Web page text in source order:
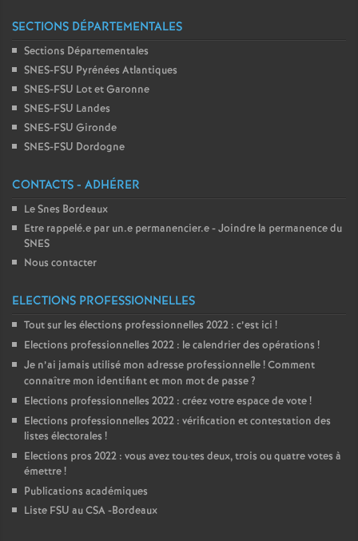
SECTIONS DÉPARTEMENTALES
Sections Départementales
SNES-FSU Pyrénées Atlantiques
SNES-FSU Lot et Garonne
SNES-FSU Landes
SNES-FSU Gironde
SNES-FSU Dordogne
CONTACTS - ADHÉRER
Le Snes Bordeaux
Etre rappelé.e par un.e permanencier.e - Joindre la permanence du
SNES
Nous contacter
ELECTIONS PROFESSIONNELLES
Tout sur les élections professionnelles 2022 : c’est ici !
Elections professionnelles 2022 : le calendrier des opérations !
Je n’ai jamais utilisé mon adresse professionnelle! Comment
connaître mon identifiant et mon mot de passe?
Elections professionnelles 2022 : créez votre espace de vote!
Elections professionnelles 2022 : vérification et contestation des
listes électorales !
Elections pros 2022 : vous avez tou·tes deux, trois ou quatre votes à
émettre!
Publications académiques
Liste FSU au CSA -Bordeaux